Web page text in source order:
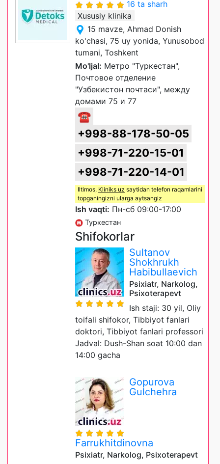
16 ta sharh
Xususiy klinika
15 mavze, Ahmad Donish
ko'chasi, 75 uy yonida, Yunusobod
tumani, Toshkent
Mo'ljal: Метро "Туркестан",
Почтовое отделение
"Узбекистон почтаси", между
домами 75 и 77
☎
+998-88-178-50-05
+998-71-220-15-01
+998-71-220-14-01
Iltimos, Kliniks uz saytidan telefon raqamlarini
topganingizni ularga aytsangiz
Ish vaqti: Пн-сб 09:00-17:00
Туркестан
Shifokorlar
Sultanov
Shokhrukh
Habibullaevich
Psixiatr, Narkolog,
Psixoterapevt
Ish staji: 30 yil, Oliy
toifali shifokor, Tibbiyot fanlari
doktori, Tibbiyot fanlari professori
Jadval: Dush-Shan soat 10:00 dan
14:00 gacha
Gopurova
Gulchehra
Farrukhitdinovna
Psixiatr, Narkolog, Psixoterapevt